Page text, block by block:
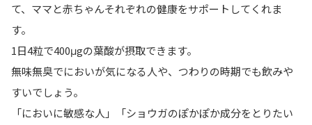
て、ママと赤ちゃんそれぞれの健康をサポートしてくれま
す。
1日4粒で400μgの葉酸が摂取できます。
無味無臭でにおいが気になる人や、つわりの時期でも飲みや
すいでしょう。
「においに敏感な人」「ショウガのぽかぽか成分をとりたい